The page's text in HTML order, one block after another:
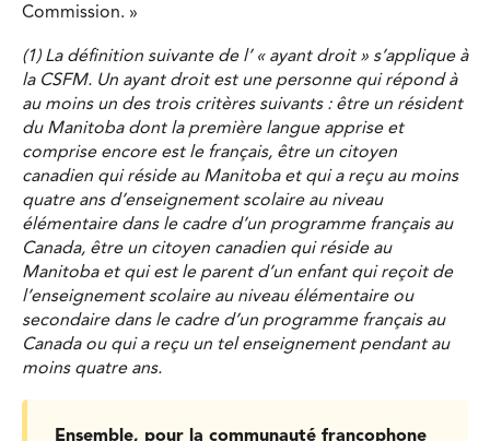
Commission. »
(1) La définition suivante de l’ « ayant droit » s’applique à
la CSFM. Un ayant droit est une personne qui répond à
au moins un des trois critères suivants : être un résident
du Manitoba dont la première langue apprise et
comprise encore est le français, être un citoyen
canadien qui réside au Manitoba et qui a reçu au moins
quatre ans d’enseignement scolaire au niveau
élémentaire dans le cadre d’un programme français au
Canada, être un citoyen canadien qui réside au
Manitoba et qui est le parent d’un enfant qui reçoit de
l’enseignement scolaire au niveau élémentaire ou
secondaire dans le cadre d’un programme français au
Canada ou qui a reçu un tel enseignement pendant au
moins quatre ans.
Ensemble, pour la communauté francophone